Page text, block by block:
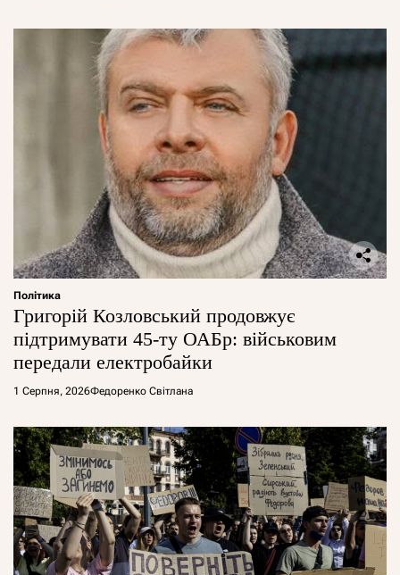
Політика
Григорій Козловський продовжує
підтримувати 45-ту ОАБр: військовим
передали електробайки
1 Серпня, 2026Федоренко Світлана